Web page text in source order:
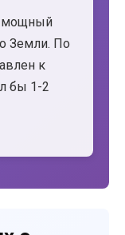
мощный
Земли. По
к
бы 1-2